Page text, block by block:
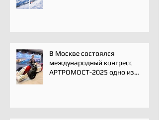
В Москве состоялся
международный конгресс
АРТРОМОСТ-2025 одно из